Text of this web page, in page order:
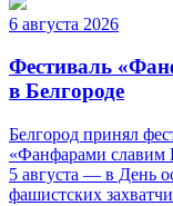
6 августа 2026
Фестиваль
в Белгороде
Белгород принял
«Фанфарами славим
5 августа — в День
фашистских